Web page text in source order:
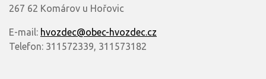
267 62 Komárov u Hořovic
E-mail: hvozdec@obec-hvozdec.cz
Telefon: 311572339, 311573182